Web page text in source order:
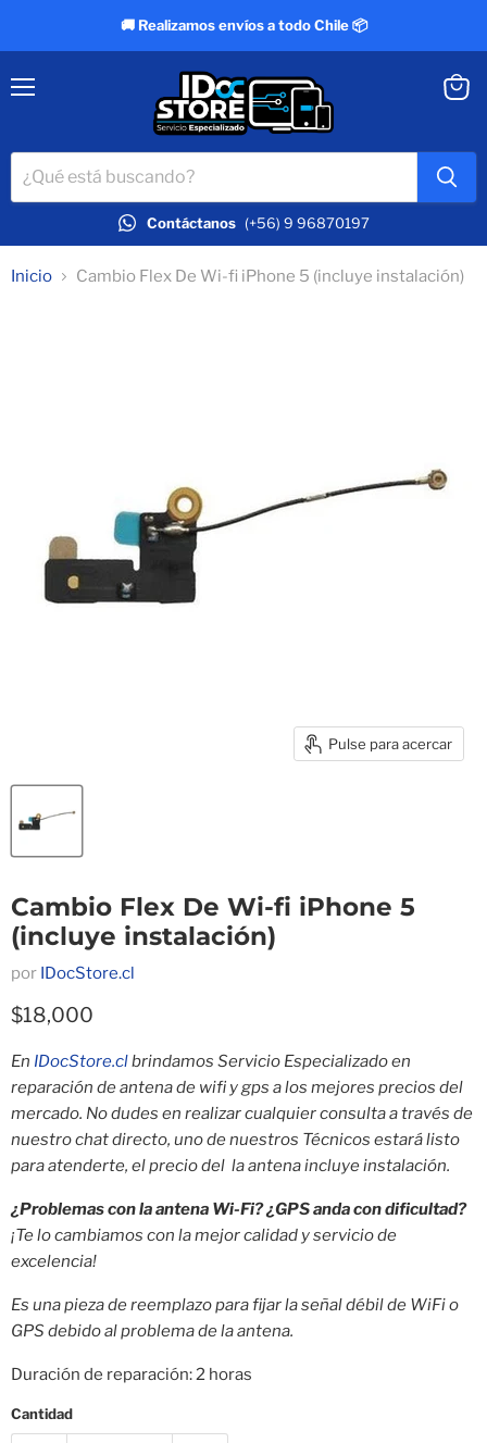
🚚 Realizamos envíos a todo Chile 📦
Contáctanos (+56) 9 96870197
Inicio Cambio Flex De Wi-fi iPhone 5 (incluye instalación)
Pulse para acercar
Cambio Flex De Wi-fi iPhone 5
(incluye instalación)
por IDocStore.cl
Precio actual
$18,000
En IDocStore.clbrindamos Servicio Especializado en
reparación de antena de wifi y gps a los mejores precios del
mercado. No dudes en realizar cualquier consulta a través de
nuestro chat directo, uno de nuestros Técnicos estará listo
para atenderte, el precio del la antena incluye instalación.
¿Problemas con la antena Wi-Fi? ¿GPS anda con dificultad?
¡Te lo cambiamos con la mejor calidad y servicio de
excelencia!
Es una pieza de reemplazo para fijar la señal débil de WiFi o
GPS debido al problema de la antena.
Duración de reparación: 2 horas
Cantidad